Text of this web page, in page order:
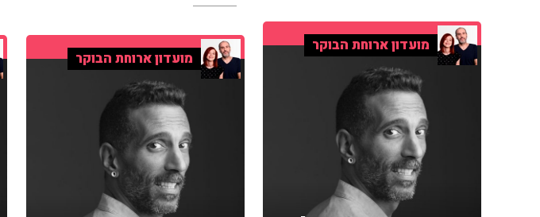
מועדון ארוחת הבוקר
מועדון ארוחת הבוקר